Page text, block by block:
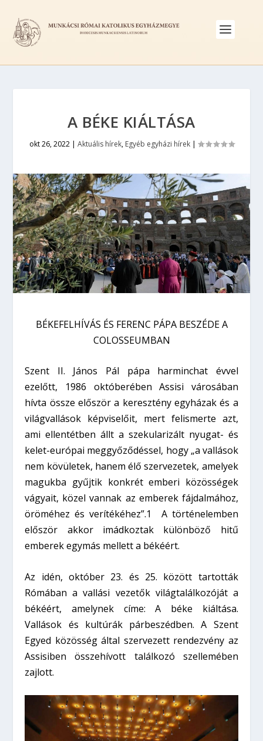
A BÉKE KIÁLTÁSA
okt 26, 2022| Aktuális hírek, Egyéb egyházi hírek|
BÉKEFELHÍVÁS ÉS FERENC PÁPA BESZÉDE A
COLOSSEUMBAN
Szent II. János Pál pápa harminchat évvel
ezelőtt, 1986 októberében Assisi városában
hívta össze először a keresztény egyházak és a
világvallások képviselőit, mert felismerte azt,
ami ellentétben állt a szekularizált nyugat- és
kelet-európai meggyőződéssel, hogy „a vallások
nem kövületek, hanem élő szervezetek, amelyek
magukba gyűjtik konkrét emberi közösségek
vágyait, közel vannak az emberek fájdalmához,
öröméhez és verítékéhez”.1 A történelemben
először akkor imádkoztak különböző hitű
emberek egymás mellett a békéért.
Az idén, október 23. és 25. között tartották
Rómában a vallási vezetők világtalálkozóját a
békéért, amelynek címe: A béke kiáltása.
Vallások és kultúrák párbeszédben. A Szent
Egyed közösség által szervezett rendezvény az
Assisiben összehívott találkozó szellemében
zajlott.